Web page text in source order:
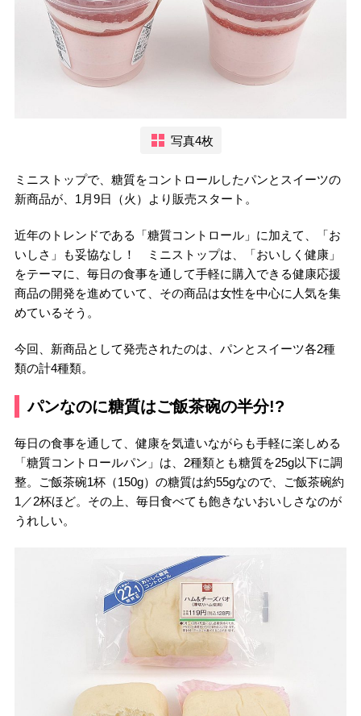
写真4枚
ミニストップで、糖質をコントロールしたパンとスイーツの
新商品が、1月9日（火）より販売スタート。
近年のトレンドである「糖質コントロール」に加えて、「お
いしさ」も妥協なし！ ミニストップは、「おいしく健康」
をテーマに、毎日の食事を通して手軽に購入できる健康応援
商品の開発を進めていて、その商品は女性を中心に人気を集
めているそう。
今回、新商品として発売されたのは、パンとスイーツ各2種
類の計4種類。
パンなのに糖質はご飯茶碗の半分!?
毎日の食事を通して、健康を気遣いながらも手軽に楽しめる
「糖質コントロールパン」は、2種類とも糖質を25g以下に調
整。ご飯茶碗1杯（150g）の糖質は約55gなので、ご飯茶碗約
1／2杯ほど。その上、毎日食べても飽きないおいしさなのが
うれしい。